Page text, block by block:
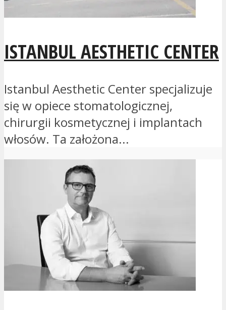
ISTANBUL AESTHETIC CENTER
Istanbul Aesthetic Center specjalizuje
się w opiece stomatologicznej,
chirurgii kosmetycznej i implantach
włosów. Ta założona...